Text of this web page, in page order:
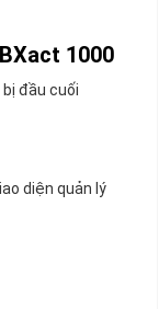
1000
đầu cuối
diện quản lý